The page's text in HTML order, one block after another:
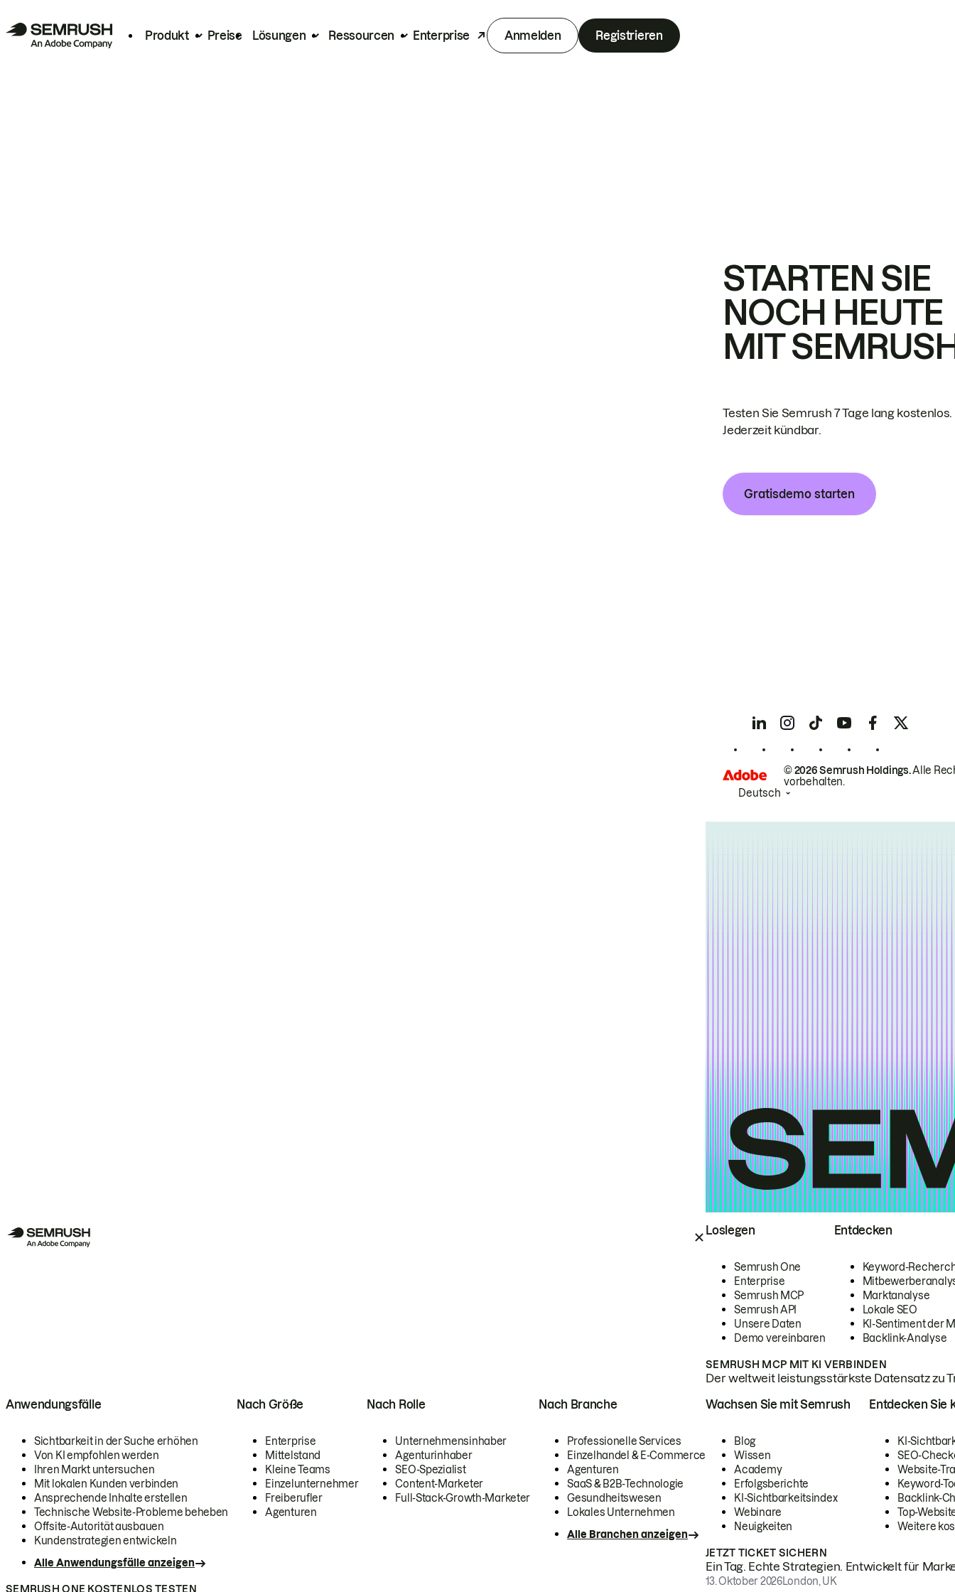
Produkt Preise Lösungen Ressourcen Enterprise Anmelden Registrieren
Loslegen
Semrush One
Enterprise
Semrush MCP
Semrush API
Unsere Daten
Demo vereinbaren
Entdecken
Keyword-
Marktanalyse
Lokale SEO
KI-Sentiment der
Backlink-Analyse
SEMRUSH MCP MIT KI VERBINDEN
Der weltweit leistungsstärkste Datensatz zu
Anwendungsfälle
Sichtbarkeit in der Suche erhöhen
Von KI empfohlen werden
Ihren Markt untersuchen
Mit lokalen Kunden verbinden
Ansprechende Inhalte erstellen
Technische Website-Probleme beheben
Offsite-Autorität ausbauen
Kundenstrategien entwickeln
Alle Anwendungsfälle anzeigen
Nach Größe
Enterprise
Mittelstand
Kleine Teams
Einzelunternehmer
Freiberufler
Agenturen
Nach Rolle
Unternehmensinhaber
Agenturinhaber
SEO-Spezialist
Content-Marketer
Full-Stack-Growth-Marketer
Nach Branche
Professionelle Services
Einzelhandel & E-Commerce
Agenturen
SaaS & B2B-Technologie
Gesundheitswesen
Lokales Unternehmen
Alle Branchen anzeigen
SEMRUSH ONE KOSTENLOS TESTEN
Wachsen Sie mit Semrush
Blog
Wissen
Academy
Erfolgsberichte
KI-Sichtbarkeitsindex
Webinare
Neuigkeiten
Entdecken Sie
KI-
SEO-
Website-
Keyword-
Backlink-
Top-
Weitere
JETZT TICKET SICHERN
Ein Tag. Echte Strategien. Entwickelt für
13. Oktober 2026London, UK
STARTEN SIE
NOCH HEUTE
MIT
Testen Sie Semrush 7 Tage lang kostenlos.
Jederzeit kündbar.
Gratisdemo starten
© 2026 Semrush Holdings.Alle
vorbehalten.
Deutsch